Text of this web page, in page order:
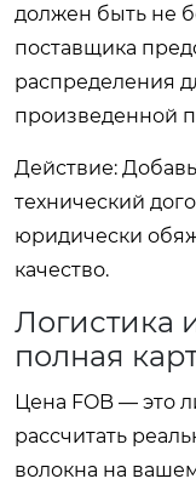
должен быть не
поставщика
распределения
произведенной
Действие:
технический
юридически
качество.
Логистика
полная
Цена FOB — это
рассчитать
волокна на